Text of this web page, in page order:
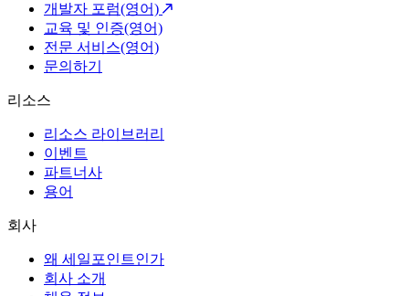
개발자 포럼(영어)
교육 및 인증(영어)
전문 서비스(영어)
문의하기
리소스
리소스 라이브러리
이벤트
파트너사
용어
회사
왜 세일포인트인가
회사 소개